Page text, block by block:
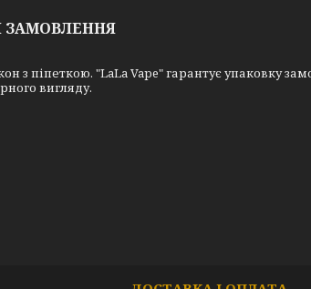
ЗАМОВЛЕННЯ
з піпеткою. "LaLa Vape" гарантує упаковку
вигляду.